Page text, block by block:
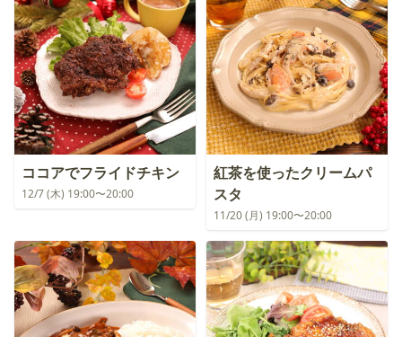
ココアでフライドチキン
12/7 (木) 19:00〜20:00
紅茶を使ったクリームパ
スタ
11/20 (月) 19:00〜20:00